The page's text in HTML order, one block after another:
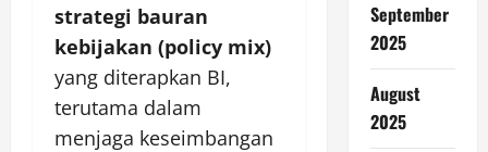
strategi bauran
kebijakan (policy mix)
yang diterapkan BI,
terutama dalam
menjaga keseimbangan
September
2025
August
2025